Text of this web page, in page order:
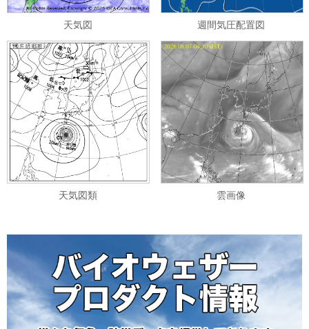
天気図 週間気圧配置図
天気図類 雲画像